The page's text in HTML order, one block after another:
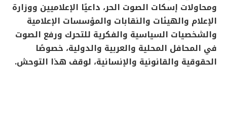
ومحاولات إسكات الصوت الحر، داعيًا الإعلاميين ووزارة
الإعلام والهيئات والنقابات والمؤسسات الإعلامية
والشخصيات السياسية والفكرية للتحرك ورفع الصوت
في المحافل المحلية والعربية والدولية، خصوصًا
الحقوقية والقانونية والإنسانية، لوقف هذا التوحش.